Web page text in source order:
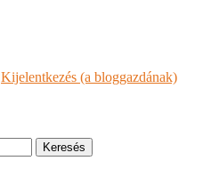
Kijelentkezés (a bloggazdának)